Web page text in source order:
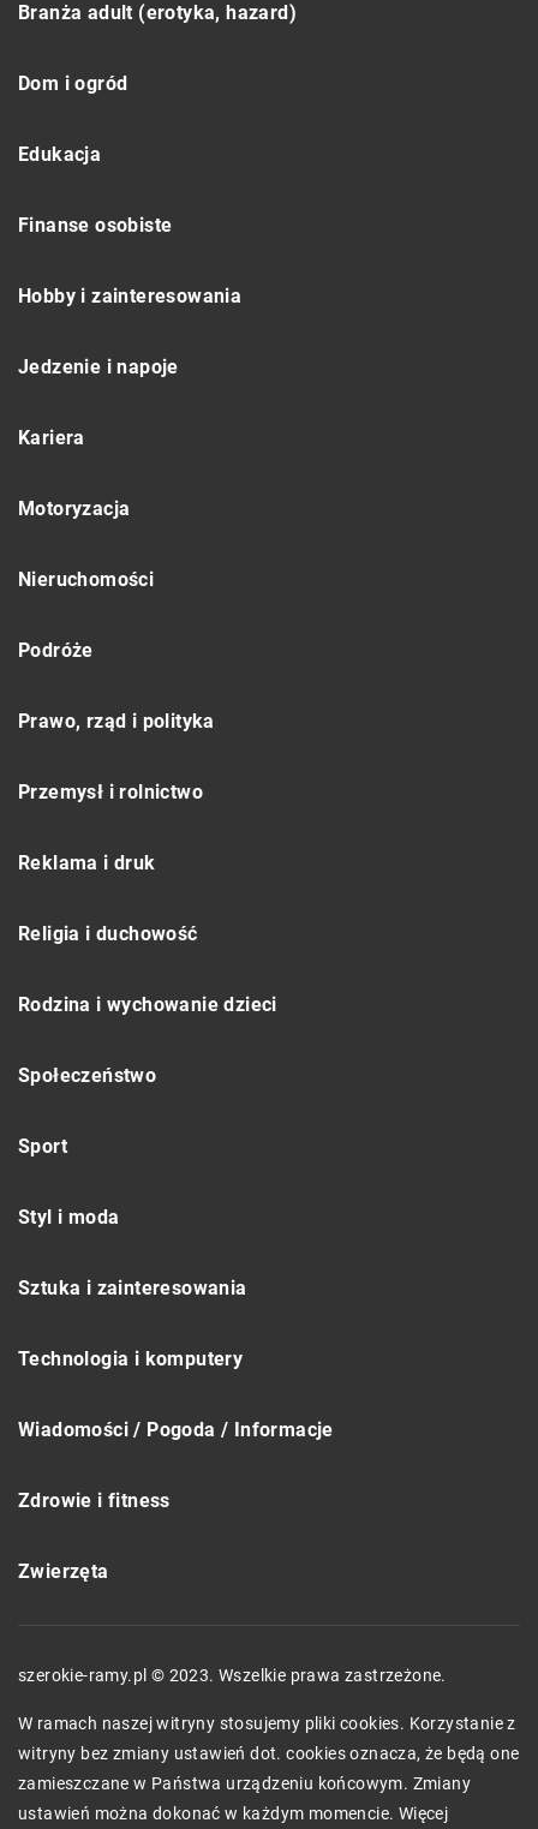
Branża adult (erotyka, hazard)
Dom i ogród
Edukacja
Finanse osobiste
Hobby i zainteresowania
Jedzenie i napoje
Kariera
Motoryzacja
Nieruchomości
Podróże
Prawo, rząd i polityka
Przemysł i rolnictwo
Reklama i druk
Religia i duchowość
Rodzina i wychowanie dzieci
Społeczeństwo
Sport
Styl i moda
Sztuka i zainteresowania
Technologia i komputery
Wiadomości / Pogoda / Informacje
Zdrowie i fitness
Zwierzęta
szerokie-ramy.pl © 2023. Wszelkie prawa zastrzeżone.
W ramach naszej witryny stosujemy pliki cookies. Korzystanie z
witryny bez zmiany ustawień dot. cookies oznacza, że będą one
zamieszczane w Państwa urządzeniu końcowym. Zmiany
ustawień można dokonać w każdym momencie. Więcej